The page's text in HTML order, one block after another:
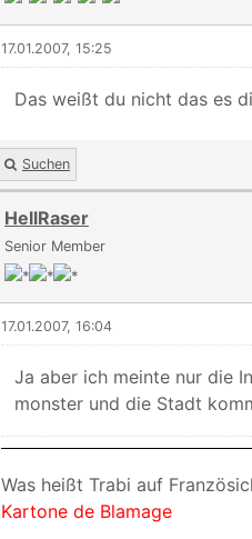
17.01.2007, 15:25
Das weißt du nicht das es
Suchen
HellRaser
Senior Member
17.01.2007, 16:04
Ja aber ich meinte nur die
monster und die Stadt
Was heißt Trabi auf
Kartone de Blamage